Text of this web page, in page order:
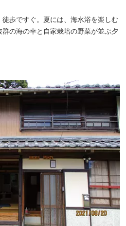
歩ですぐ。夏には、海水浴を楽しむ
の海の幸と自家栽培の野菜が並ぶ夕